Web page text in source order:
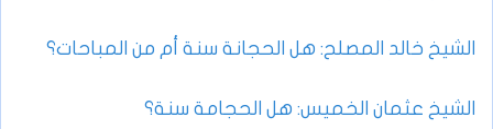
الشيخ خالد المصلح: هل الحجانة سنة أم من المباحات؟
الشيخ عثمان الخميس: هل الحجامة سنة؟